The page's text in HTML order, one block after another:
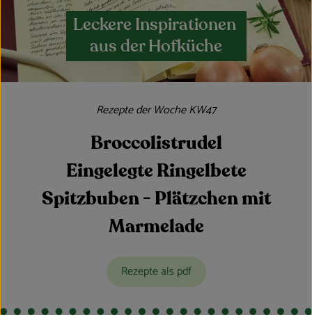
Leckere Inspirationen
aus der Hofküche
Rezepte der Woche KW47
Broccolistrudel
Eingelegte Ringelbete
Spitzbuben - Plätzchen mit
Marmelade
Rezepte als pdf